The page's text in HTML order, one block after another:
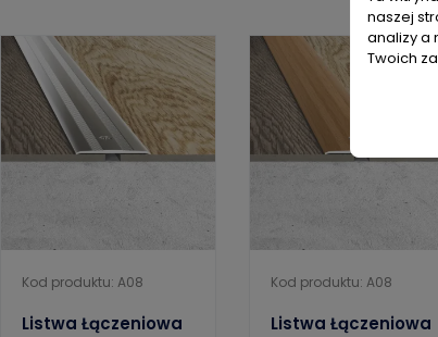
Kod produktu: A08
Listwa Łączeniowa
Kod produktu: A08
Listwa Łączeniowa
naszej
analizy a
Twoich